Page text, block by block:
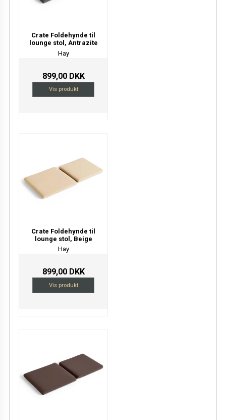
Crate Foldehynde til
lounge stol, Antrazite
Hay
899,00 DKK
Vis produkt
Crate Foldehynde til
lounge stol, Beige
Hay
899,00 DKK
Vis produkt